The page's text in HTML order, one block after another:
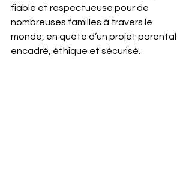
fiable et respectueuse pour de
nombreuses familles à travers le
monde, en quête d’un projet parental
encadré, éthique et sécurisé.